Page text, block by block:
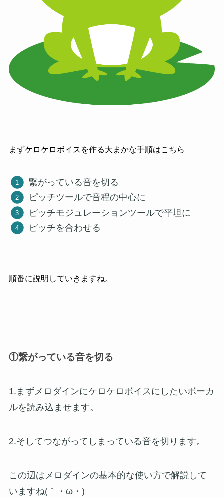
まずケロケロボイスを作る大まかな手順はこちら
繋がっている音を切る
ピッチツールで音程の中心に
ピッチモジュレーションツールで平坦に
ピッチを合わせる
順番に説明していきますね。
①繋がっている音を切る
1.まずメロダインにケロケロボイスにしたいボーカ
ルを読み込ませます。
2.そしてつながってしまっている音を切ります。
この辺はメロダインの基本的な使い方で解説して
いますね(｀・ω・)ゞ